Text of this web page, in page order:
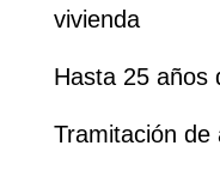
vivienda
Hasta 25 años
Tramitación de